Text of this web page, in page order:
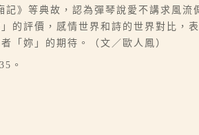
》等典故，認為彈琴說愛不講求風
的評價，感情世界和詩的世界對比，
「妳」的期待。（文／歐人鳳）
。